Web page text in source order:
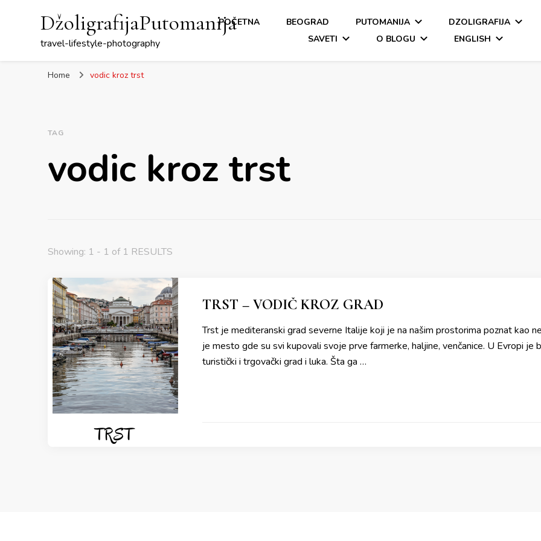
DžoligrafijaPutomanija
travel-lifestyle-photography
POČETNA BEOGRAD PUTOMANIJA DZOLIGRAFIJA
SAVETI
O BLOGU ENGLISH
Home vodic kroz trst
TAG
vodic kroz trst
Showing: 1 - 1 of 1 RESULTS
TRST – VODIČ KROZ GRAD
Trst je mediteranski grad severne Italije koji je na našim prostorima poznat kao
je mesto gde su svi kupovali svoje prve farmerke, haljine, venčanice. U Evropi je
turistički i trgovački grad i luka. Šta ga …